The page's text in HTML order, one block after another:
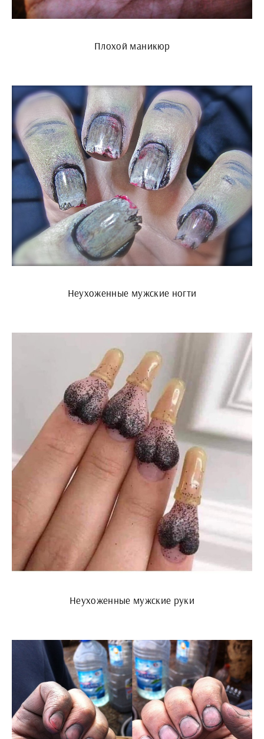
Плохой маникюр
Неухоженные мужские ногти
Неухоженные мужские руки